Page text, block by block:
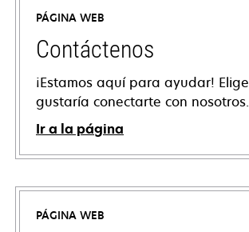
PÁGINA WEB
Contáctenos
¡Estamos aquí para ayudar!
gustaría conectarte con nosotros.
Ir a la página
PÁGINA WEB